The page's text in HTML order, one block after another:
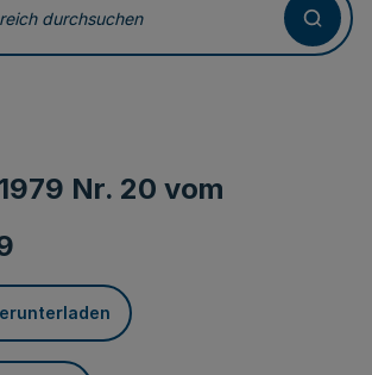
durchsuchen
Nr. 20 vom